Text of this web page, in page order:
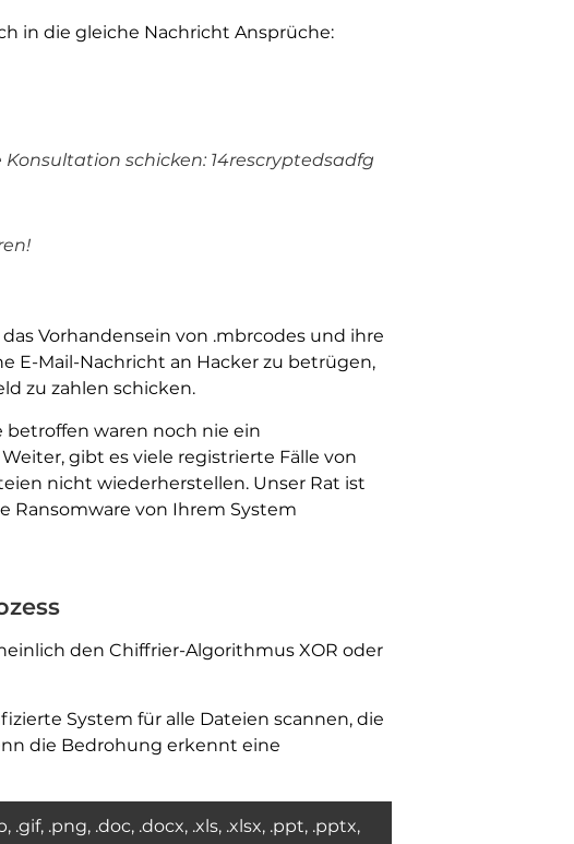
in die gleiche Nachricht Ansprüche:
schicken: 14rescryptedsadfg
Vorhandensein von .mbrcodes und ihre
E-Mail-Nachricht an Hacker zu betrügen,
zu zahlen schicken.
betroffen waren noch nie ein
gibt es viele registrierte Fälle von
nicht wiederherstellen. Unser Rat ist
Ransomware von Ihrem System
den Chiffrier-Algorithmus XOR oder
System für alle Dateien scannen, die
die Bedrohung erkennt eine
.png, .doc, .docx, .xls, .xlsx, .ppt, .pptx,